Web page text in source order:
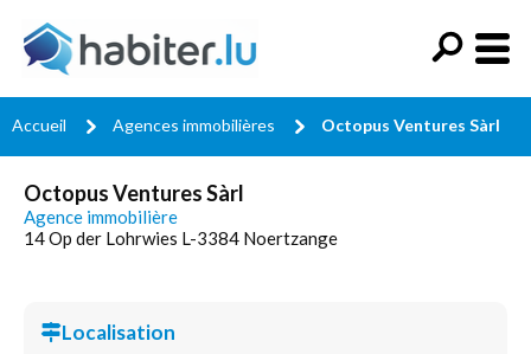
Accueil Agences immobilières Octopus Ventures Sàrl
Octopus Ventures Sàrl
Agence immobilière
14 Op der Lohrwies L-3384 Noertzange
Localisation